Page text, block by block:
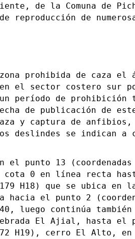
de la Comuna de
reproducción de
prohibida de caza el
el sector costero sur
período de prohibición
de publicación de
y captura de
deslindes se indican a
punto 13 (coordenadas
cota 0 en línea recta
H18) que se ubica en
hacia el punto 2
luego continúa
El Ajial, hasta el
H19), cerro El Alto,